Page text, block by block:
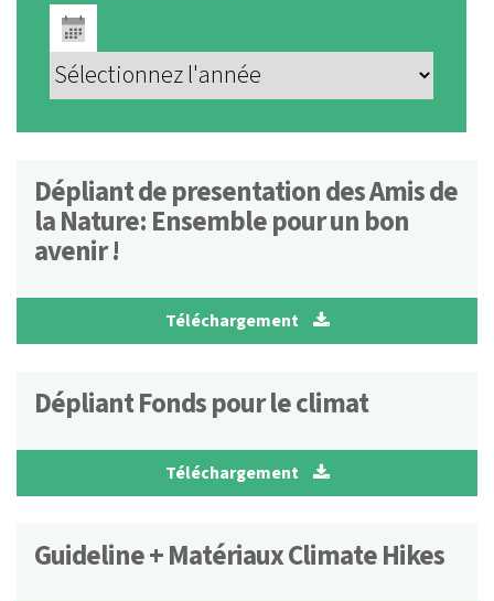
Dépliant de presentation des Amis de
la Nature: Ensemble pour un bon
avenir !
Téléchargement
Dépliant Fonds pour le climat
Téléchargement
Guideline + Matériaux Climate Hikes